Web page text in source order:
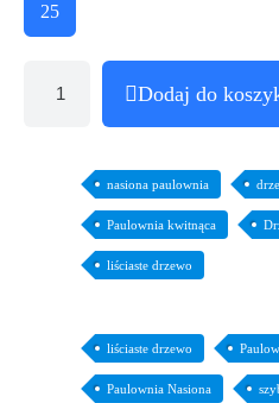
25
Dodaj do
nasiona paulownia
Paulownia kwitnąca
liściaste drzewo
liściaste drzewo
Paulownia Nasiona